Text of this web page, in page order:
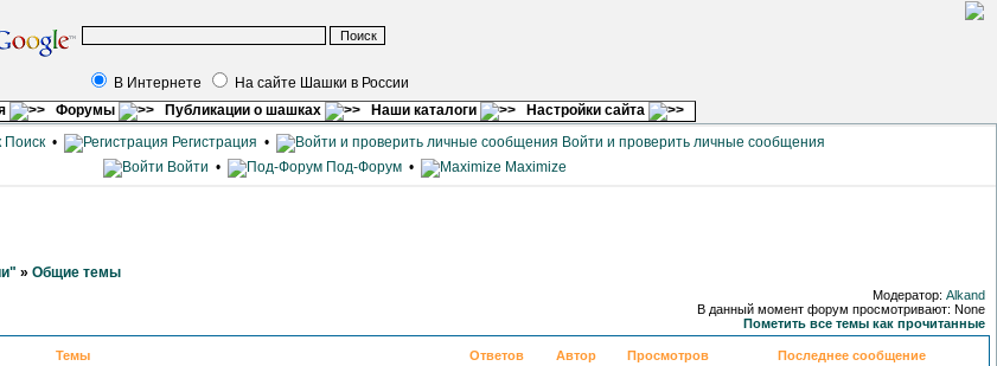
В Интернете
На сайте Шашки в России
Форумы Публикации о шашках Наши каталоги Настройки сайта
Поиск• Регистрация •
Войти и проверить личные сообщения
Войти • Под-Форум • Maximize
» Общие темы
Модератор: Alkand
В данный момент форум просмотривают: None
Пометить все темы как прочитанные
Темы Ответов Автор Просмотров Последнее сообщение